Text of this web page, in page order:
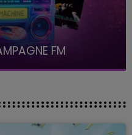
FM